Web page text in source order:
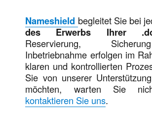
Nameshield begleitet Sie bei
des Erwerbs Ihrer
Reservierung,
Inbetriebnahme erfolgen im
klaren und kontrollierten
Sie von unserer
möchten, warten Sie
kontaktieren Sie uns.